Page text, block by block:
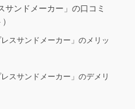
サンドメーカー」の口コミ
レスサンドメーカー」のメリッ
スサンドメーカー」のデメリ